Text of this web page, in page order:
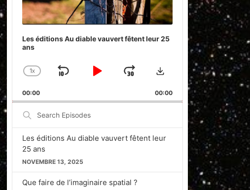
Les éditions Au diable vauvert fêtent leur 25
ans
CHANGE
RATE
1X
SKIP
PLAYJUMP
FORWARD
Download
00:00 00:00
Search
Episodes
Les éditions Au diable vauvert fêtent leur
25 ans
NOVEMBRE 13, 2025
Que faire de l’imaginaire spatial ?